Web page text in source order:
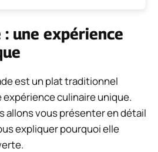
: une expérience
est un plat traditionnel
culinaire unique.
allons vous présenter en détail
expliquer pourquoi elle